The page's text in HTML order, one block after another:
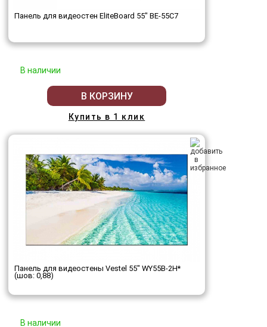
Панель для видеостен EliteBoard 55" BE-55C7
В наличии
В КОРЗИНУ
Купить в 1 клик
Панель для видеостены Vestel 55" WY55B-2H*
(шов: 0,88)
В наличии